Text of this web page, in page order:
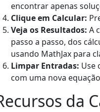
encontrar apenas
Clique em Calcular:
Veja os Resultados: A
passo a passo, dos
usando MathJax para
Limpar Entradas: Use
com uma nova
da